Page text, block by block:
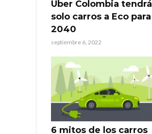
Uber Colombia tendrá
solo carros a Eco para
2040
septiembre 6, 2022
6 mitos de los carros